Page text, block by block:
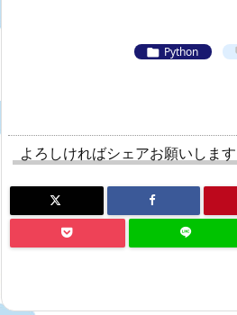
 Python
よろしければシェアお願いします